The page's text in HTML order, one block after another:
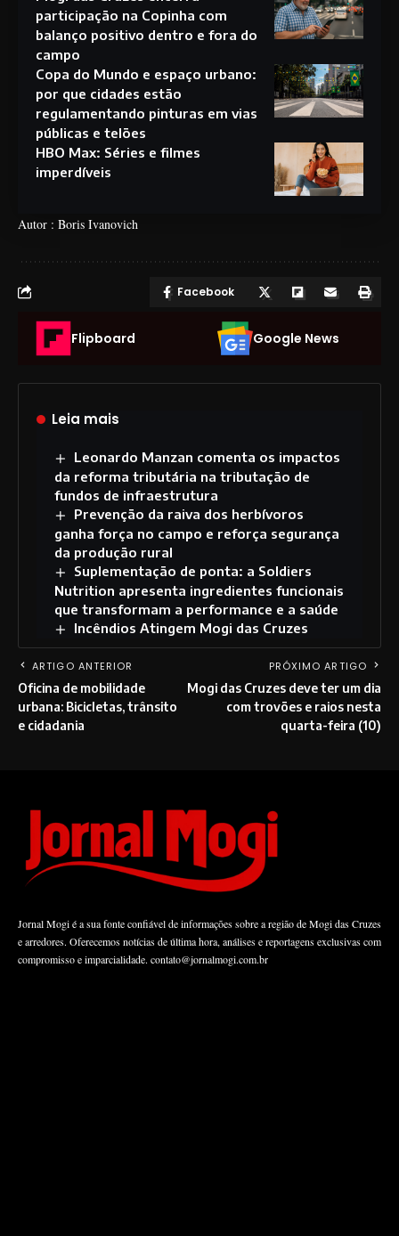
participação na Copinha com
balanço positivo dentro e fora do
campo
Copa do Mundo e espaço urbano:
por que cidades estão
regulamentando pinturas em vias
públicas e telões
HBO Max: Séries e filmes
imperdíveis
Autor : Boris Ivanovich
Facebook
Flipboard Google News
Leia mais
Leonardo Manzan comenta os impactos
da reforma tributária na tributação de
fundos de infraestrutura
Prevenção da raiva dos herbívoros
ganha força no campo e reforça segurança
da produção rural
Suplementação de ponta: a Soldiers
Nutrition apresenta ingredientes funcionais
que transformam a performance e a saúde
Incêndios Atingem Mogi das Cruzes
ARTIGO ANTERIOR
Oficina de mobilidade
urbana: Bicicletas, trânsito
e cidadania
PRÓXIMO ARTIGO
Mogi das Cruzes deve ter um dia
com trovões e raios nesta
quarta-feira (10)
Jornal Mogi é a sua fonte confiável de informações sobre a região de Mogi das Cruzes
e arredores. Oferecemos notícias de última hora, análises e reportagens exclusivas com
compromisso e imparcialidade. contato@jornalmogi.com.br